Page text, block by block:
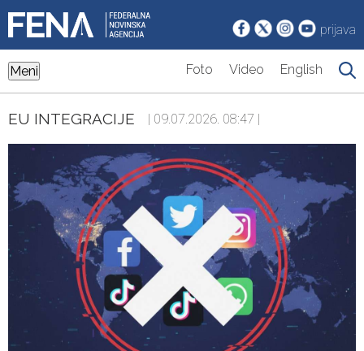
prijava
Meni Foto Video English
EU INTEGRACIJE | 09.07.2026. 08:47 |